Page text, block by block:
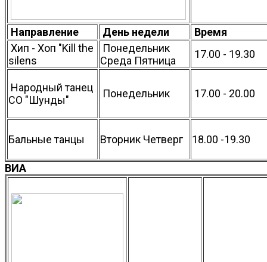
Направление День недели
Время
Хип - Хоп "Kill the
silens
Понедельник
Среда Пятница
17.00 - 19.30
Народный танец
СО "Шунды"
Понедельник 17.00 - 20.00
Бальные танцы Вторник Четверг 18.00 -19.30
ВИА